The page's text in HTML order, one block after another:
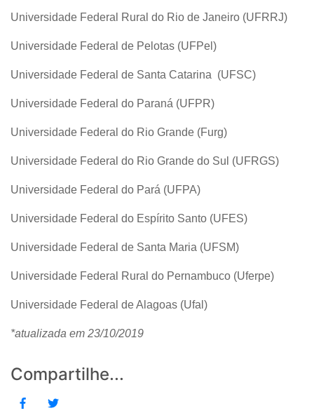
Universidade Federal Rural do Rio de Janeiro (UFRRJ)
Universidade Federal de Pelotas (UFPel)
Universidade Federal de Santa Catarina (UFSC)
Universidade Federal do Paraná (UFPR)
Universidade Federal do Rio Grande (Furg)
Universidade Federal do Rio Grande do Sul (UFRGS)
Universidade Federal do Pará (UFPA)
Universidade Federal do Espírito Santo (UFES)
Universidade Federal de Santa Maria (UFSM)
Universidade Federal Rural do Pernambuco (Uferpe)
Universidade Federal de Alagoas (Ufal)
*atualizada em 23/10/2019
Compartilhe...